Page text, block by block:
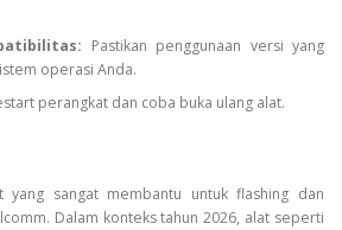
Pastikan penggunaan versi yang
operasi Anda.
perangkat dan coba buka ulang alat.
yang sangat membantu untuk flashing dan
Dalam konteks tahun 2026, alat seperti